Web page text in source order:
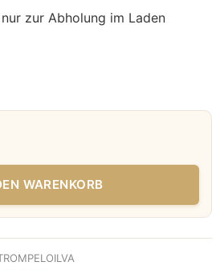
zur Abholung im Laden
WARENKORB